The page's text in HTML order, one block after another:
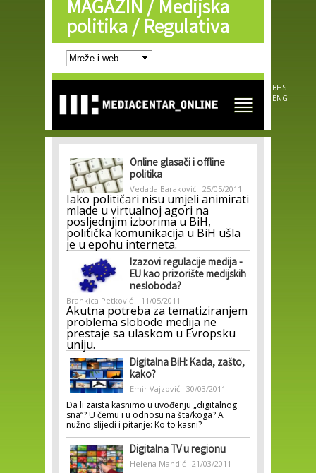
Skip to
main
content
MAGAZIN /Medijska
politika / Regulativa
BHS
ENG
Online glasači i offline
politika
Vedada Baraković 25/05/2011
Iako političari nisu umjeli animirati
mlade u virtualnoj agori na
posljednjim izborima u BiH,
politička komunikacija u BiH ušla
je u epohu interneta.
Izazovi regulacije medija -
EU kao prizorište medijskih
nesloboda?
Brankica Petković 11/05/2011
Akutna potreba za tematiziranjem
problema slobode medija ne
prestaje sa ulaskom u Evropsku
uniju.
Digitalna BiH: Kada, zašto,
kako?
Emir Vajzović 30/03/2011
Da li zaista kasnimo u uvođenju „digitalnog
sna“? U čemu i u odnosu na šta/koga? A
nužno slijedi i pitanje: Ko to kasni?
Digitalna TV u regionu
Helena Mandić 21/03/2011